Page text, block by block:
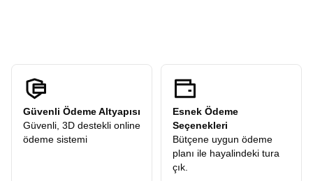
Güvenli Ödeme Altyapısı
Güvenli, 3D destekli online
ödeme sistemi
Esnek Ödeme
Seçenekleri
Bütçene uygun ödeme
planı ile hayalindeki tura
çık.